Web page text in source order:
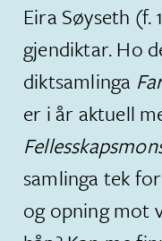
Eira Søyseth (f.
gjendiktar. Ho
diktsamlinga
er i år aktuell
samlinga tek
og opning mot